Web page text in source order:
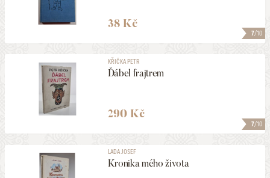
7/10
38 Kč
7/10
KŘIČKA PETR
Ďábel frajtrem
290 Kč
LADA JOSEF
Kronika mého života